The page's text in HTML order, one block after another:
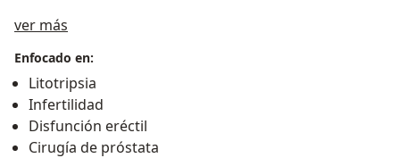
ver más
Enfocado en:
Litotripsia
Infertilidad
Disfunción eréctil
Cirugía de próstata